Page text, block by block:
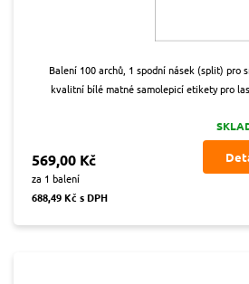
Balení 100 archů, 1 spodní násek (split) pro
kvalitní bílé matné samolepicí etikety pro
569,00 Kč
za 1 balení
688,49 Kč s DPH